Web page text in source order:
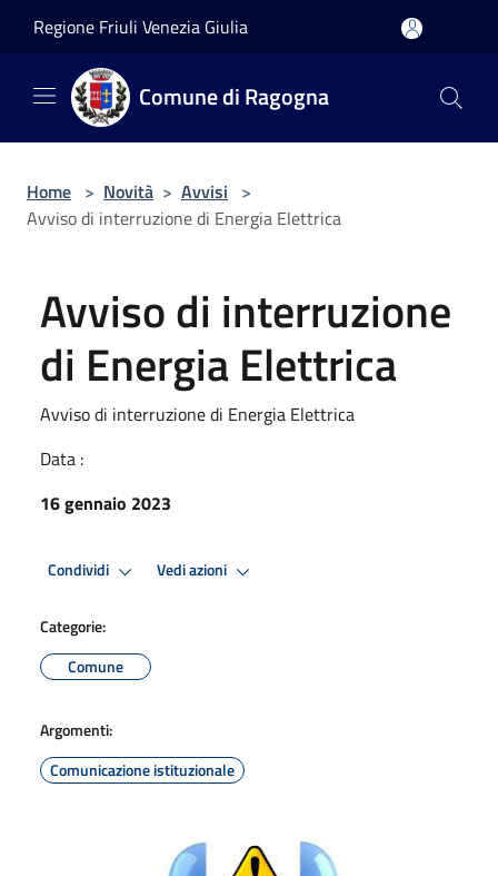
Regione Friuli Venezia Giulia
Comune di Ragogna
Home > Novità > Avvisi >
Avviso di interruzione di Energia Elettrica
Avviso di interruzione
di Energia Elettrica
Avviso di interruzione di Energia Elettrica
Data :
16 gennaio 2023
Condividi Vedi azioni
Categorie:
Comune
Argomenti:
Comunicazione istituzionale